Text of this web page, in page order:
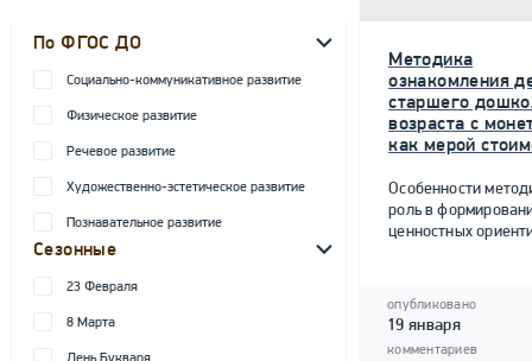
По ФГОС ДО
Социально-коммуникативное развитие
Физическое развитие
Речевое развитие
Художественно-эстетическое развитие
Познавательное развитие
Сезонные
23 Февраля
8 Марта
Методика
ознакомления
старшего
возраста с
как мерой
Особенности
роль в
ценностных
опубликовано
19 января
комментариев